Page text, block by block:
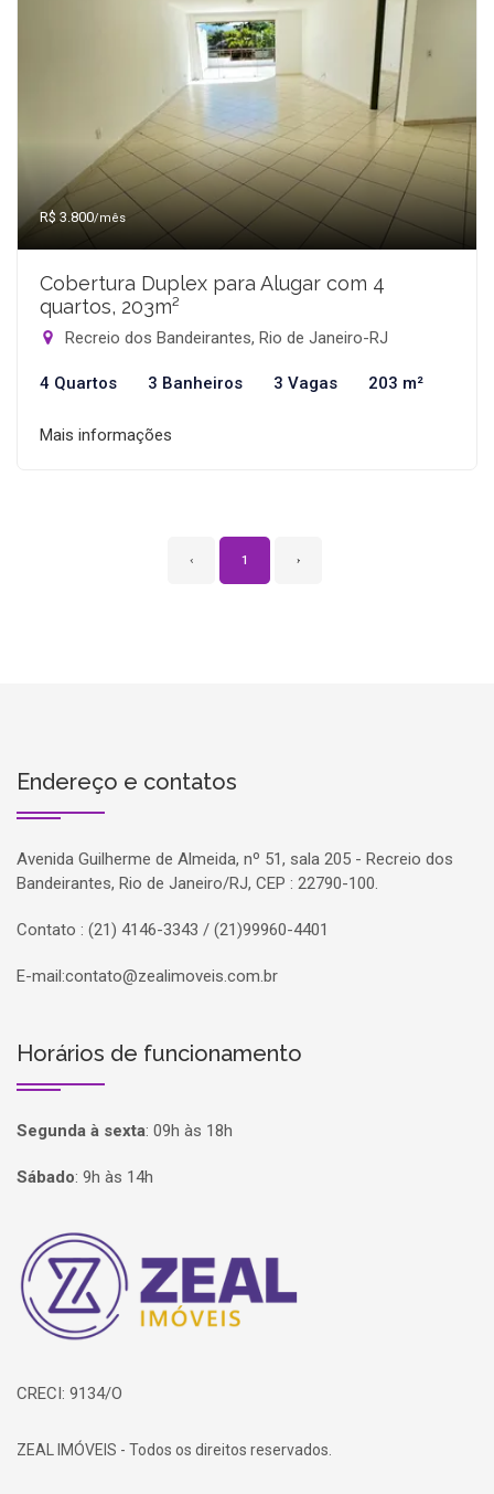
R$ 3.800/mês
Cobertura Duplex para Alugar com 4
quartos, 203m²
Recreio dos Bandeirantes, Rio de Janeiro-RJ
4 Quartos 3 Banheiros 3 Vagas 203 m²
Mais informações
‹ 1 ›
Endereço e contatos
Avenida Guilherme de Almeida, nº 51, sala 205 - Recreio dos
Bandeirantes, Rio de Janeiro/RJ, CEP : 22790-100.
Contato : (21) 4146-3343 / (21)99960-4401
E-mail:contato@zealimoveis.com.br
Horários de funcionamento
Segunda à sexta: 09h às 18h
Sábado: 9h às 14h
Página inicial
CRECI: 9134/O
ZEAL IMÓVEIS - Todos os direitos reservados.